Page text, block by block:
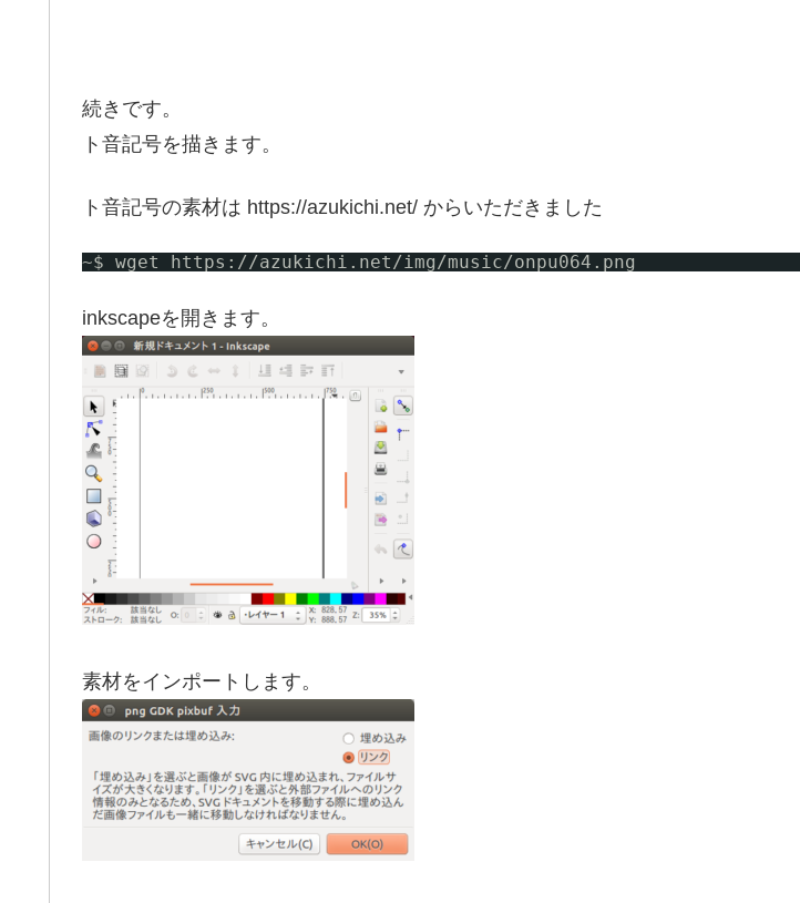
続きです。
ト音記号を描きます。
ト音記号の素材は https://azukichi.net/ からいただきました
~$ wget https: //azukichi .net/img/music/onpu064 .png
inkscapeを開きます。
素材をインポートします。